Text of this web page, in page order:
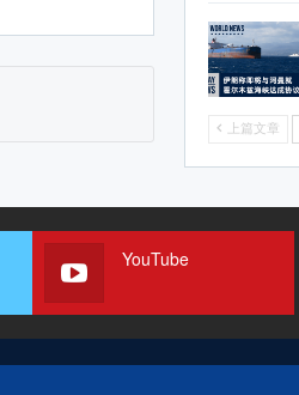
上篇文章
YouTube